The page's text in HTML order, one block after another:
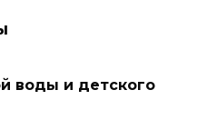
воды и детского